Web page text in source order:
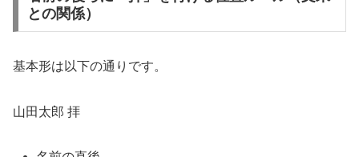
との関係）
基本形は以下の通りです。
山田太郎 拝